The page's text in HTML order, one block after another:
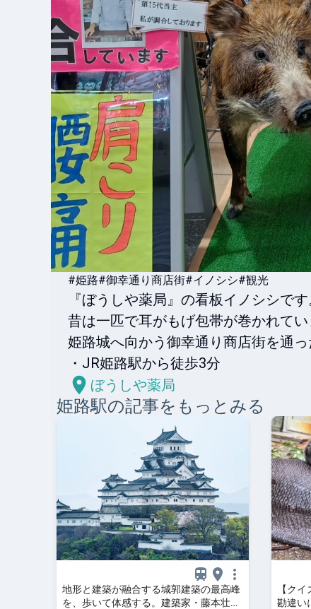
#姫路#御幸通り商店街#イノシシ#観光
『ぼうしや薬局』の看板イノシシです
昔は一匹で耳がもげ包帯が巻かれて
姫路城へ向かう御幸通り商店街を通
・JR姫路駅から徒歩3分
ぼうしや薬局
姫路駅の記事をもっとみる
地形と建築が融合する城郭建築の最高峰
を、歩いて体感する。建築家・藤本壮介
【ク
勘違い